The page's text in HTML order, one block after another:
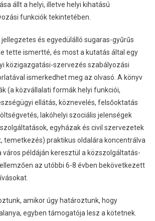
állt a helyi, illetve helyi kihatású
funkciók tekintetében.
és egyedülálló sugaras-gyűrűs
tette ismertté, és most a kutatás által egy
közigazgatási-szervezés szabályozási
ismerkedhet meg az olvasó. A könyv
(a közvállalati formák helyi funkciói,
ellátás, köznevelés, felsőoktatás
lakóhelyi szociális jelenségek
egyházak és civil szervezetek
temetkezés) praktikus oldalára koncentrálva
város példáján keresztül a közszolgáltatás-
az utóbbi 6-8 évben bekövetkezett
amikor úgy határoztunk, hogy
egyben támogatója lesz a kötetnek.